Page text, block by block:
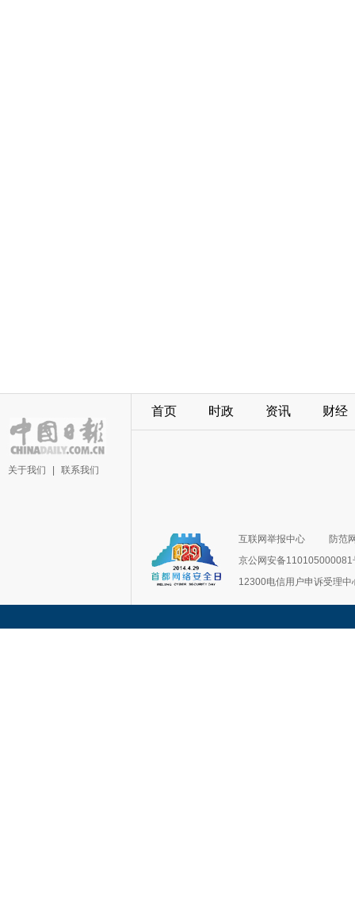
关于我们 联系我们
首页 时政 资讯 财经
互联网举报中心
防范
京公网安备110105000081
12300电信用户申诉受理中